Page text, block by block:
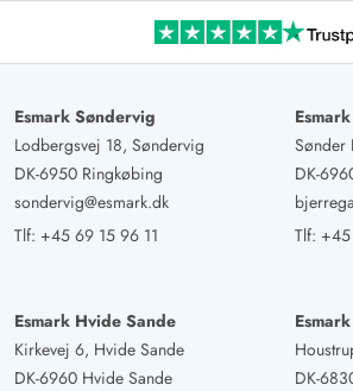
Esmark Søndervig
Lodbergsvej 18, Søndervig
DK-6950 Ringkøbing
sondervig@esmark.dk
Tlf: +45 69 15 96 11
Sønder
DK-
Tlf:
Esmark Hvide Sande
Kirkevej 6, Hvide Sande
DK-6960 Hvide Sande
DK-